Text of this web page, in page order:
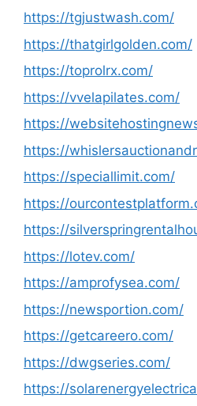
https://tgjustwash.com/
https://thatgirlgolden.com/
https://toprolrx.com/
https://vvelapilates.com/
https://
https://
https://speciallimit.com/
https://
https://
https://lotev.com/
https://amprofysea.com/
https://newsportion.com/
https://getcareero.com/
https://dwgseries.com/
https://